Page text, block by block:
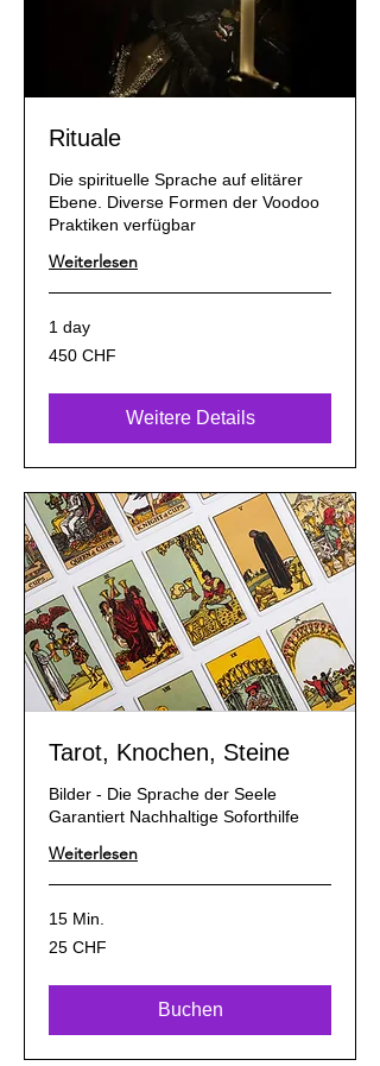
Rituale
Die spirituelle Sprache auf elitärer
Ebene. Diverse Formen der Voodoo
Praktiken verfügbar
Weiterlesen
1 day
450
Schweizer
450 CHF
Weitere Details
Tarot, Knochen, Steine
Bilder - Die Sprache der Seele
Garantiert Nachhaltige Soforthilfe
Weiterlesen
15 Min.
25
Schweizer
25 CHF
Buchen